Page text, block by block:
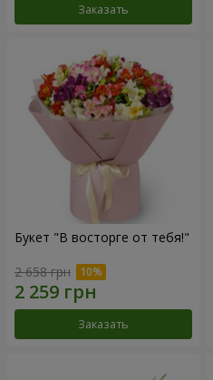
Заказать
Букет "В восторге от тебя!"
2 658 грн
Заказать